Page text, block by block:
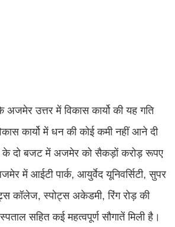
अजमेर उत्तर में विकास कार्यो की यह गति
कार्यो में धन की कोई कमी नहीं आने दी
के दो बजट में अजमेर को सैकड़ाें करोड़ रूपए
में आईटी पार्क, आयुर्वेद यूनिवर्सिटी, सुपर
कॉलेज, स्पोट्स अकेडमी, रिंग रोड़ की
सहित कई महत्वपूर्ण सौगातें मिली है।